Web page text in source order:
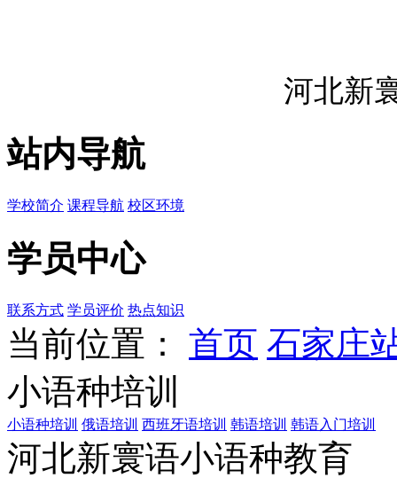
河北新
站内导航
学校简介 课程导航 校区环境
学员中心
联系方式 学员评价 热点知识
当前位置： 首页 石家庄
小语种培训
小语种培训 俄语培训 西班牙语培训 韩语培训 韩语入门培训
河北新寰语小语种教育